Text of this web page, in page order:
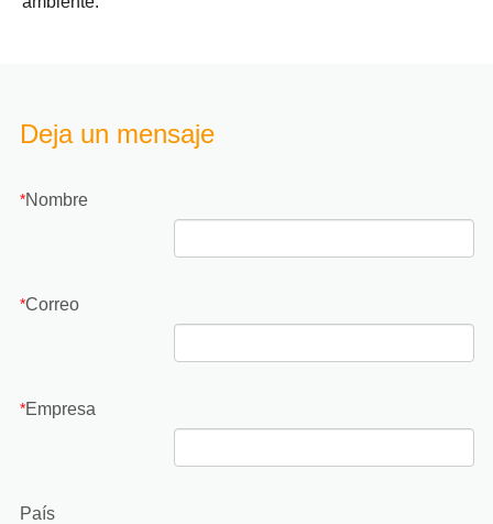
Deja un mensaje
*Nombre
*Correo
*Empresa
País